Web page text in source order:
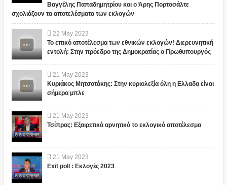
Βαγγέλης Παπαδημητρίου και ο Άρης Πορτοσάλτε
σχολιάζουν τα αποτελέσματα των εκλογών
22 May 2023
Το επικό αποτέλεσμα των εθνικών εκλογών! Διερευνητική
εντολή: Στην πρόεδρο της Δημοκρατίας ο Πρωθυπουργός
21 May 2023
Κυριάκος Μητσοτάκης: Στην κυριολεξία όλη η Ελλαδα είναι
σήμερα μπλε
21 May 2023
Τσίπρας: Εξαιρετικά αρνητικό το εκλογικό αποτέλεσμα
21 May 2023
Exit poll : Εκλογές 2023